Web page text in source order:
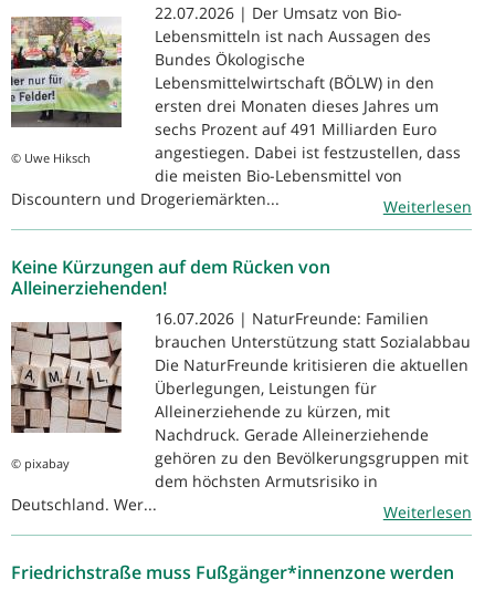
© Uwe Hiksch
22.07.2026 | Der Umsatz von Bio-
Lebensmitteln ist nach Aussagen des
Bundes Ökologische
Lebensmittelwirtschaft (BÖLW) in den
ersten drei Monaten dieses Jahres um
sechs Prozent auf 491 Milliarden Euro
angestiegen. Dabei ist festzustellen, dass
die meisten Bio-Lebensmittel von
Discountern und Drogeriemärkten...
Weiterlesen
Keine Kürzungen auf dem Rücken von
Alleinerziehenden!
© pixabay
16.07.2026 | NaturFreunde: Familien
brauchen Unterstützung statt Sozialabbau
Die NaturFreunde kritisieren die aktuellen
Überlegungen, Leistungen für
Alleinerziehende zu kürzen, mit
Nachdruck. Gerade Alleinerziehende
gehören zu den Bevölkerungsgruppen mit
dem höchsten Armutsrisiko in
Deutschland. Wer...
Weiterlesen
Friedrichstraße muss Fußgänger*innenzone werden